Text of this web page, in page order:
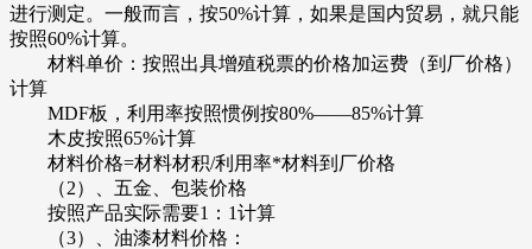
进行测定。一般而言，按50%计算，如果是国内贸易，就只能
按照60%计算。
材料单价：按照出具增殖税票的价格加运费（到厂价格）
计算
MDF板，利用率按照惯例按80%——85%计算
木皮按照65%计算
材料价格=材料材积/利用率*材料到厂价格
（2）、五金、包装价格
按照产品实际需要1：1计算
（3）、油漆材料价格：